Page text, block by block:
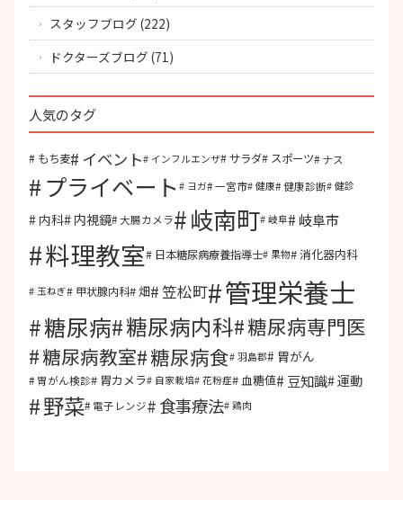
スタッフブログ (222)
ドクターズブログ (71)
人気のタグ
もち麦 イベント インフルエンザ サラダ スポーツ ナス
プライベート ヨガ 一宮市 健康 健康診断 健診
内科 内視鏡 大腸カメラ 岐南町 岐阜 岐阜市
料理教室 日本糖尿病療養指導士 果物 消化器内科
玉ねぎ 甲状腺内科 畑 笠松町 管理栄養士
糖尿病 糖尿病内科 糖尿病専門医
糖尿病教室 糖尿病食 羽島郡 胃がん
胃がん検診 胃カメラ 自家栽培 花粉症 血糖値 豆知識 運動
野菜 電子レンジ 食事療法 鶏肉